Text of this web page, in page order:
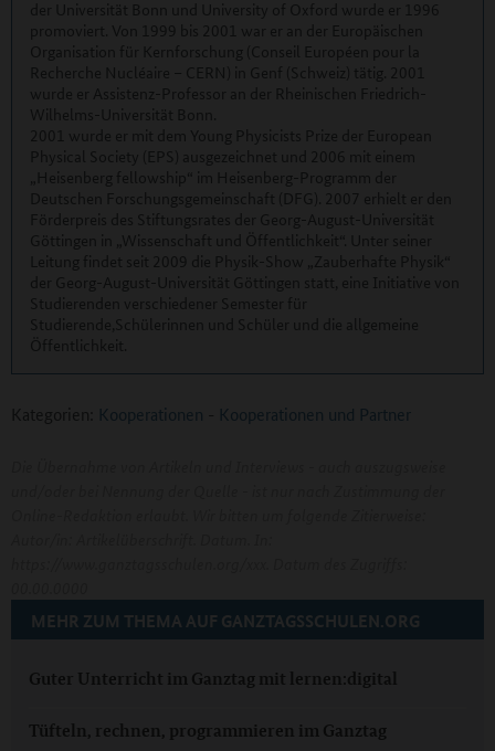
Kategorien: Kooperationen - Kooperationen und Partner
MEHR ZUM THEMA AUF GANZTAGSSCHULEN.ORG
Guter Unterricht im Ganztag mit lernen:digital
Tüfteln, rechnen, programmieren im Ganztag